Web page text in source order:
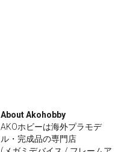
About Akohobby
AKOホビーは海外プラモデ
ル・完成品の専門店